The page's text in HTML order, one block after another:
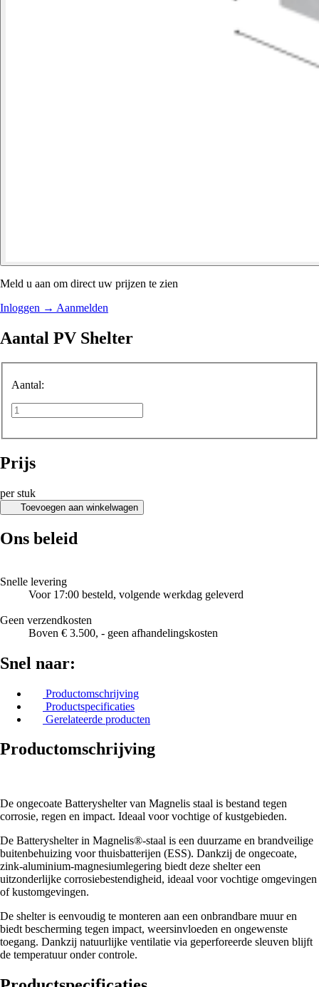
Meld u aan om direct uw prijzen te zien
Inloggen → Aanmelden
Aantal PV Shelter
Aantal:
Prijs
per stuk
Toevoegen aan winkelwagen
Ons beleid
Snelle levering
Voor 17:00 besteld, volgende werkdag geleverd
Geen verzendkosten
Boven € 3.500, - geen afhandelingskosten
Snel naar:
Productomschrijving
Productspecificaties
Gerelateerde producten
Productomschrijving
De ongecoate Batteryshelter van Magnelis staal is bestand tegen
corrosie, regen en impact. Ideaal voor vochtige of kustgebieden.
De Batteryshelter in Magnelis®-staal is een duurzame en brandveilige
buitenbehuizing voor thuisbatterijen (ESS). Dankzij de ongecoate,
zink-aluminium-magnesiumlegering biedt deze shelter een
uitzonderlijke corrosiebestendigheid, ideaal voor vochtige omgevingen
of kustomgevingen.
De shelter is eenvoudig te monteren aan een onbrandbare muur en
biedt bescherming tegen impact, weersinvloeden en ongewenste
toegang. Dankzij natuurlijke ventilatie via geperforeerde sleuven blijft
de temperatuur onder controle.